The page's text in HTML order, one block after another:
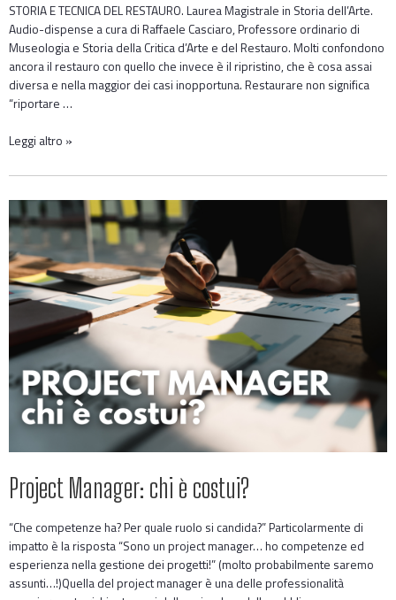
STORIA E TECNICA DEL RESTAURO. Laurea Magistrale in Storia dell’Arte.
Audio-dispense a cura di Raffaele Casciaro, Professore ordinario di
Museologia e Storia della Critica d’Arte e del Restauro. Molti confondono
ancora il restauro con quello che invece è il ripristino, che è cosa assai
diversa e nella maggior dei casi inopportuna. Restaurare non significa
“riportare …
Leggi altro »
Project Manager: chi è costui?
“Che competenze ha? Per quale ruolo si candida?” Particolarmente di
impatto è la risposta “Sono un project manager… ho competenze ed
esperienza nella gestione dei progetti!” (molto probabilmente saremo
assunti…!)Quella del project manager è una delle professionalità